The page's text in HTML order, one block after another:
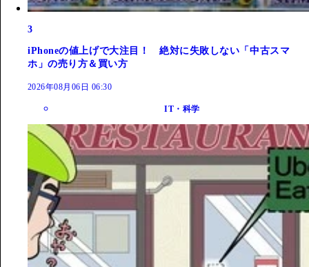
3
iPhoneの値上げで大注目！ 絶対に失敗しない「中古スマ
ホ」の売り方＆買い方
2026年08月06日 06:30
IT・科学